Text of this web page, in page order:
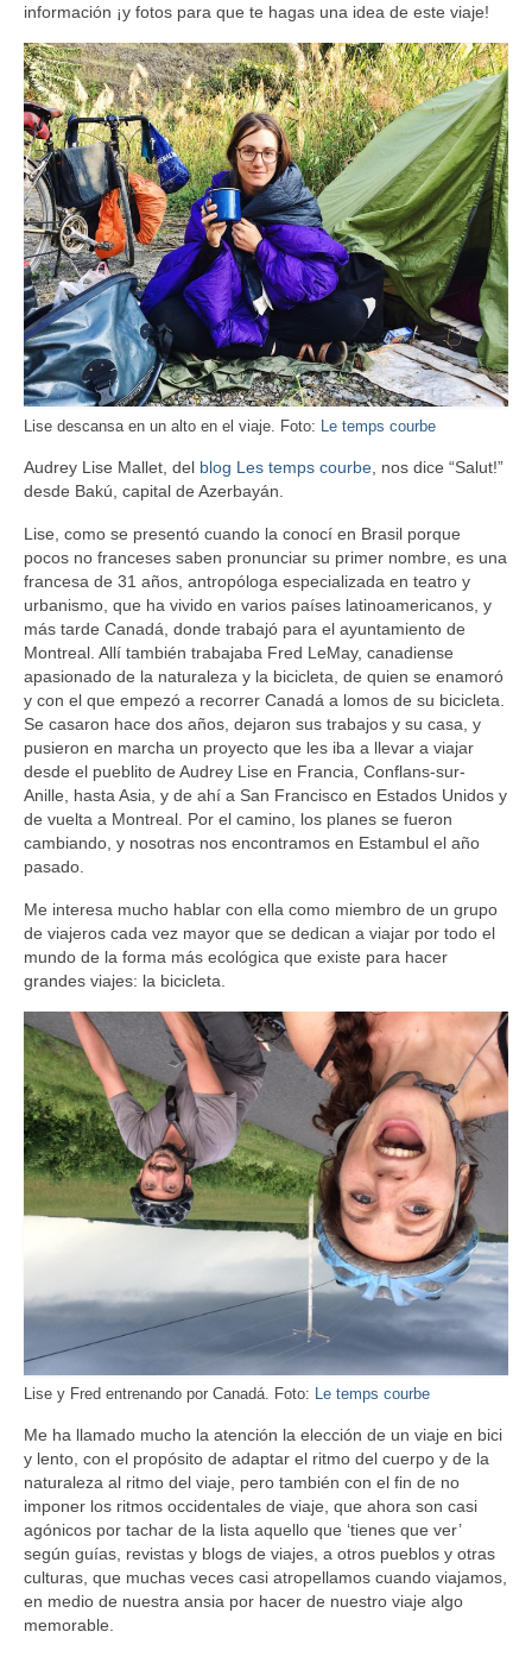
información ¡y fotos para que te hagas una idea de este viaje!
Lise descansa en un alto en el viaje. Foto: Le temps courbe
Audrey Lise Mallet, del blog Les temps courbe , nos dice “Salut!”
desde Bakú, capital de Azerbayán.
Lise, como se presentó cuando la conocí en Brasil porque
pocos no franceses saben pronunciar su primer nombre, es una
francesa de 31 años, antropóloga especializada en teatro y
urbanismo, que ha vivido en varios países latinoamericanos, y
más tarde Canadá, donde trabajó para el ayuntamiento de
Montreal. Allí también trabajaba Fred LeMay, canadiense
apasionado de la naturaleza y la bicicleta, de quien se enamoró
y con el que empezó a recorrer Canadá a lomos de su bicicleta.
Se casaron hace dos años, dejaron sus trabajos y su casa, y
pusieron en marcha un proyecto que les iba a llevar a viajar
desde el pueblito de Audrey Lise en Francia, Conflans-sur-
Anille, hasta Asia, y de ahí a San Francisco en Estados Unidos y
de vuelta a Montreal. Por el camino, los planes se fueron
cambiando, y nosotras nos encontramos en Estambul el año
pasado.
Me interesa mucho hablar con ella como miembro de un grupo
de viajeros cada vez mayor que se dedican a viajar por todo el
mundo de la forma más ecológica que existe para hacer
grandes viajes: la bicicleta.
Lise y Fred entrenando por Canadá. Foto: Le temps courbe
Me ha llamado mucho la atención la elección de un viaje en bici
y lento, con el propósito de adaptar el ritmo del cuerpo y de la
naturaleza al ritmo del viaje, pero también con el fin de no
imponer los ritmos occidentales de viaje, que ahora son casi
agónicos por tachar de la lista aquello que ‘tienes que ver’
según guías, revistas y blogs de viajes, a otros pueblos y otras
culturas, que muchas veces casi atropellamos cuando viajamos,
en medio de nuestra ansia por hacer de nuestro viaje algo
memorable.